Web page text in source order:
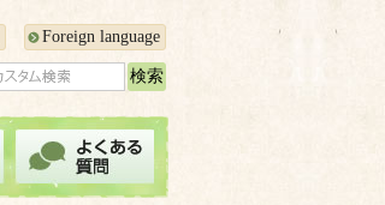
Foreign language